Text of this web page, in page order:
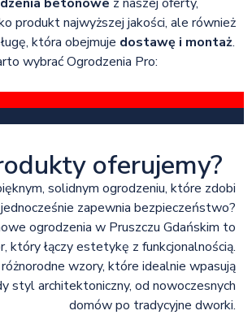
produkt najwyższej jakości, ale również
która obejmuje dostawę i montaż.
wybrać Ogrodzenia Pro:
oferujemy?
solidnym ogrodzeniu, które zdobi
zapewnia bezpieczeństwo?
ogrodzenia w Pruszczu Gdańskim to
który łączy estetykę z funkcjonalnością.
wzory, które idealnie wpasują
styl architektoniczny, od nowoczesnych
domów po tradycyjne dworki.